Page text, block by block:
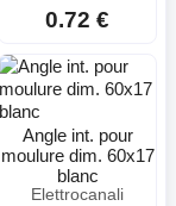
0.72 €
Angle int. pour
moulure dim. 60x17
blanc
Elettrocanali